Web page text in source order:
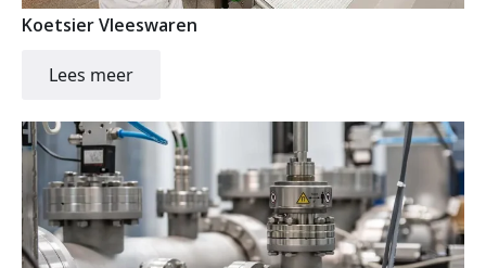
Koetsier Vleeswaren
Lees meer